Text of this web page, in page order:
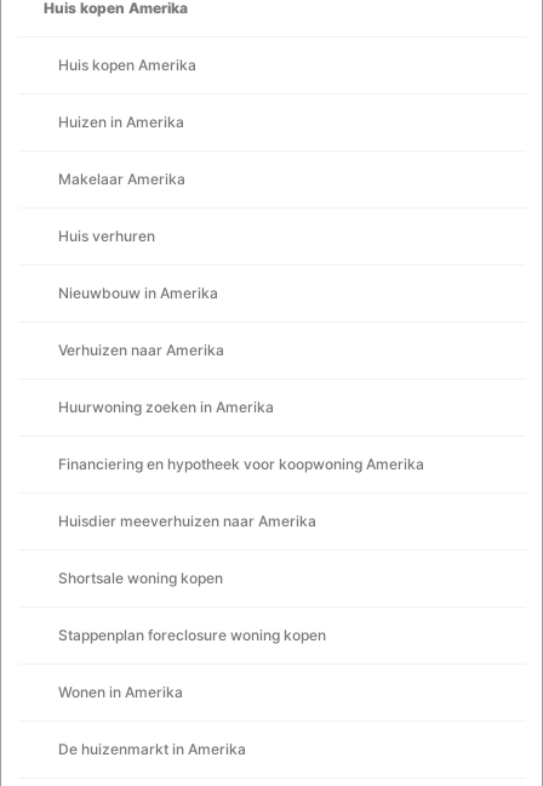
Huis kopen Amerika
Huis kopen Amerika
Huizen in Amerika
Makelaar Amerika
Huis verhuren
Nieuwbouw in Amerika
Verhuizen naar Amerika
Huurwoning zoeken in Amerika
Financiering en hypotheek voor koopwoning Amerika
Huisdier meeverhuizen naar Amerika
Shortsale woning kopen
Stappenplan foreclosure woning kopen
Wonen in Amerika
De huizenmarkt in Amerika